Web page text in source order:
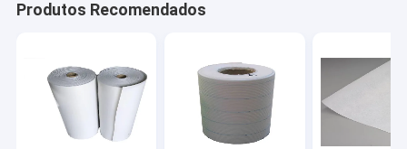
Produtos Recomendados